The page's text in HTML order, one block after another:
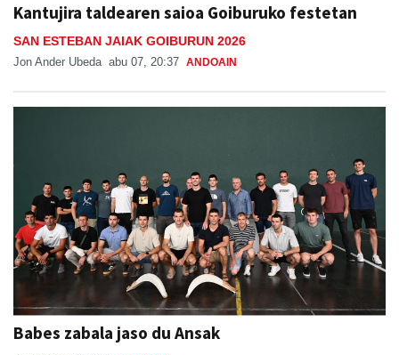
Kantujira taldearen saioa Goiburuko festetan
SAN ESTEBAN JAIAK GOIBURUN 2026
Jon Ander Ubeda abu 07, 20:37 ANDOAIN
Babes zabala jaso du Ansak